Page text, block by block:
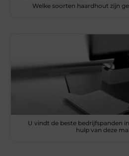
Welke soorten haardhout zijn
U vindt de beste bedrijfspanden
hulp van deze